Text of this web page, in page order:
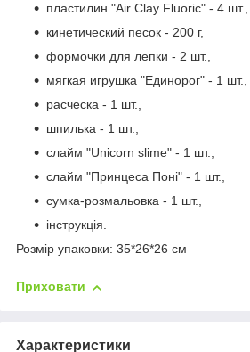
пластилин "Air Clay Fluoric" - 4 шт.,
кинетический песок - 200 г,
формочки для лепки - 2 шт.,
мягкая игрушка "Единорог" - 1 шт.,
расческа - 1 шт.,
шпилька - 1 шт.,
слайм "Unicorn slime" - 1 шт.,
слайм "Принцеса Поні" - 1 шт.,
сумка-розмальовка - 1 шт.,
інструкція.
Розмір упаковки: 35*26*26 см
Приховати
Характеристики